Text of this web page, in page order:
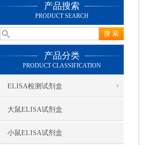
产品搜索
PRODUCT SEARCH
产品分类
PRODUCT CLASSIFICATION
ELISA检测试剂盒
大鼠ELISA试剂盒
小鼠ELISA试剂盒